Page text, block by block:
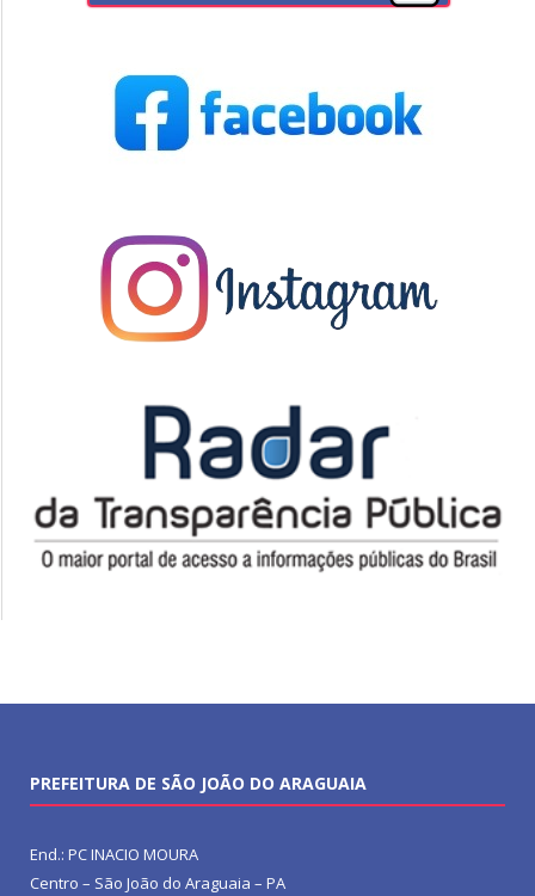
PREFEITURA DE SÃO JOÃO DO ARAGUAIA
End.: PC INACIO MOURA
Centro – São João do Araguaia – PA